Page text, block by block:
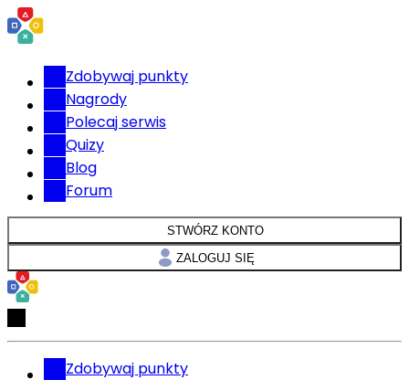
Zdobywaj punkty
Nagrody
Polecaj serwis
Quizy
Blog
Forum
STWÓRZ KONTO
ZALOGUJ SIĘ
Zdobywaj punkty